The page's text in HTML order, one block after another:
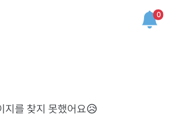
0
지를 찾지 못했어요😥